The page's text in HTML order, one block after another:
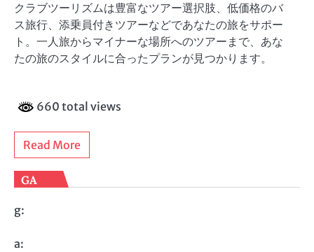
クラブツーリズムは豊富なツアー選択肢、低価格のバ
ス旅行、添乗員付きツアーなどであなたの旅をサポー
ト。一人旅からマイナーな場所へのツアーまで、あな
たの旅のスタイルに合ったプランが見つかります。
660 total views
Read More
GA
g:
a: